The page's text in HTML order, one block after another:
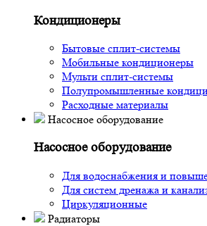
Кондиционеры
Бытовые сплит-системы
Мобильные кондиционеры
Мульти сплит-системы
Полупромышленные
Расходные материалы
Насосное оборудование
Насосное оборудование
Для водоснабжения и
Для систем дренажа и
Циркуляционные
Радиаторы